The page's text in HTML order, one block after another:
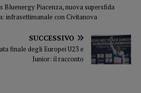
Bluenergy Piacenza, nuova supersfida
infrasettimanale con Civitanova
SUCCESSIVO
finale degli Europei U23 e
Junior: il racconto